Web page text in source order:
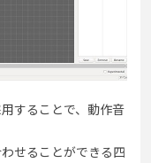
することで、動作音
せることができる四